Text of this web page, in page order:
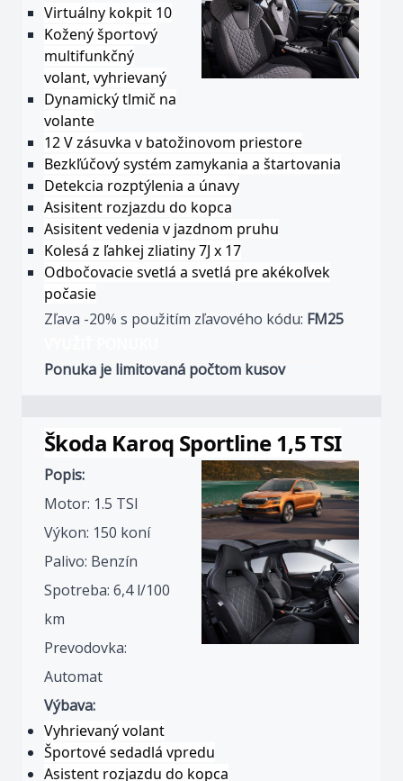
Virtuálny kokpit 10
Kožený športový
multifunkčný
volant, vyhrievaný
Dynamický tlmič na
volante
12 V zásuvka v batožinovom priestore
Bezkľúčový systém zamykania a štartovania
Detekcia rozptýlenia a únavy
Asisitent rozjazdu do kopca
Asisitent vedenia v jazdnom pruhu
Kolesá z ľahkej zliatiny 7J x 17
Odbočovacie svetlá a svetlá pre akékoľvek
počasie
Zľava -20% s použitím zľavového kódu: FM25
Ponuka je limitovaná počtom kusov
Škoda Karoq Sportline 1,5 TSI
Popis:
Motor: 1.5 TSI
Výkon: 150 koní
Palivo: Benzín
Spotreba: 6,4 l/100
km
Prevodovka:
Automat
Výbava:
Vyhrievaný volant
Športové sedadlá vpredu
Asistent rozjazdu do kopca